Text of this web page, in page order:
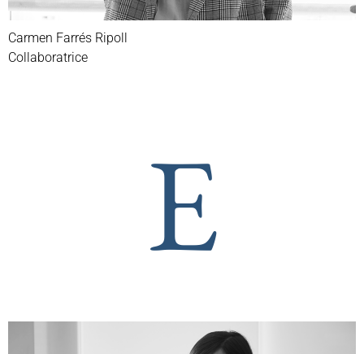
Carmen Farrés Ripoll
Collaboratrice
E